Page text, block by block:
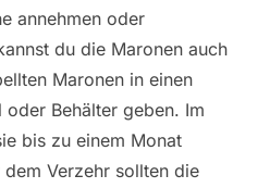
annehmen oder
du die Maronen auch
Maronen in einen
Behälter geben. Im
bis zu einem Monat
Verzehr sollten die